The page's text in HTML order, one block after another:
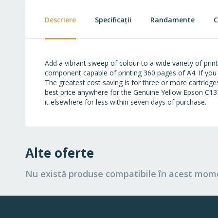
images
Descriere
Add a vibrant sweep of colour to a wide variety of
component capable of printing 360 pages of A4. If
The greatest cost saving is for three or more
best price anywhere for the Genuine Yellow Epson
it elsewhere for less within seven days of purchase.
Specificații Randamente
Alte oferte
Nu există produse compatibile în acest